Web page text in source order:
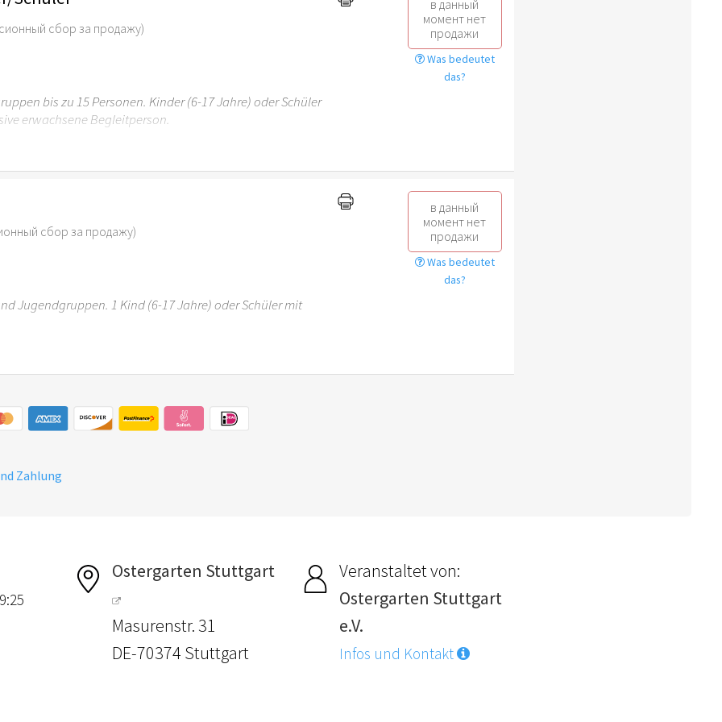
сбор за продажу)
в данный
момент нет
продажи
Was bedeutet
das?
bis zu 15 Personen. Kinder (6-17 Jahre) oder Schüler
erwachsene Begleitperson.
6 Jahren ist der Ostergarten Stuttgart nicht
сбор за продажу)
в данный
момент нет
продажи
Was bedeutet
das?
Jugendgruppen. 1 Kind (6-17 Jahre) oder Schüler mit
6 Jahren ist der Ostergarten Stuttgart nicht
Zahlung
Ostergarten Stuttgart
Masurenstr. 31
DE-70374 Stuttgart
Veranstaltet von:
Ostergarten Stuttgart
e.V.
Infos und Kontakt